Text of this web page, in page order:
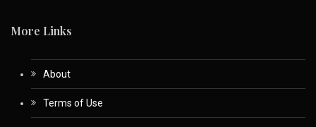
More Links
About
Terms of Use